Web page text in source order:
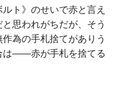
ト》のせいで赤と言え
思われがちだが、そう
為の手札捨てがありう
――赤が手札を捨てる